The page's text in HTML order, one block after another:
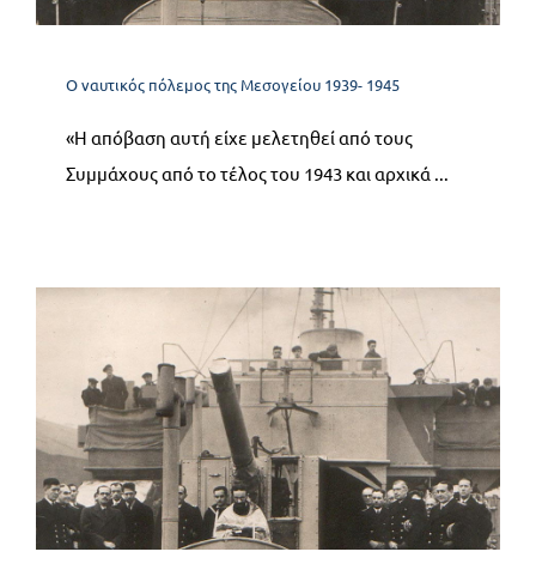
Ο ναυτικός πόλεμος της Μεσογείου 1939- 1945
Ο ναυτικός πόλεμος της Μεσογείου 1939- 1945
«Η απόβαση αυτή είχε μελετηθεί από τους
Συμμάχους από το τέλος του 1943 και αρχικά ...
12.2 Η Συμμαχική απόβαση
στο Anzio